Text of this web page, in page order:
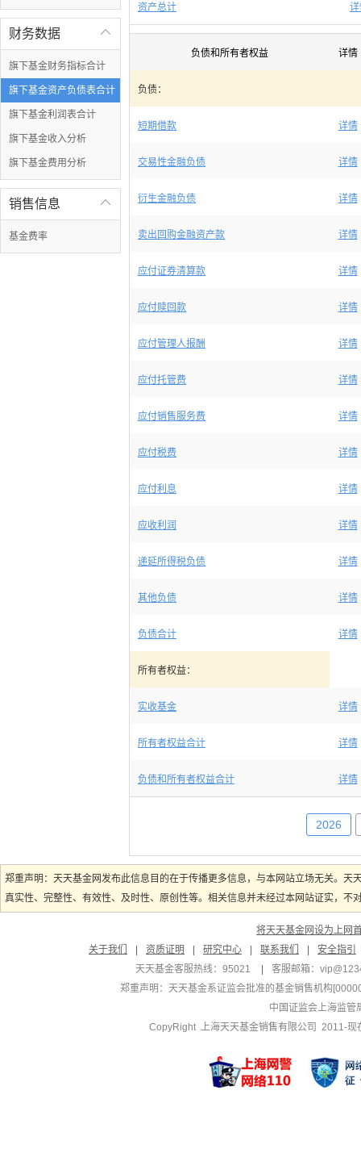

财务数据
旗下基金财务指标合计
旗下基金资产负债表合计
旗下基金利润表合计
旗下基金收入分析
旗下基金费用分析

销售信息
基金费率
资产总计
负债和所有者权益 详情
负债：
短期借款 详情
交易性金融负债 详情
衍生金融负债 详情
卖出回购金融资产款 详情
应付证券清算款 详情
应付赎回款 详情
应付管理人报酬 详情
应付托管费 详情
应付销售服务费 详情
应付税费 详情
应付利息 详情
应收利润 详情
递延所得税负债 详情
其他负债 详情
负债合计 详情
所有者权益：
实收基金 详情
所有者权益合计 详情
负债和所有者权益合计 详情
2026
郑重声明：天天基金网发布此信息目的在于传播更多信息，与本网站立场无关。
真实性、完整性、有效性、及时性、原创性等。相关信息并未经过本网站证实，
将天天基金网设为上网
关于我们
资质证明 研究中心 联系我们
安全指引
天天基金客服热线：95021
客服邮箱：
郑重声明： 天天基金系证监会批准的基金销售机构
中国证监会上海监管
CopyRight 上海天天基金销售有限公司 2011-